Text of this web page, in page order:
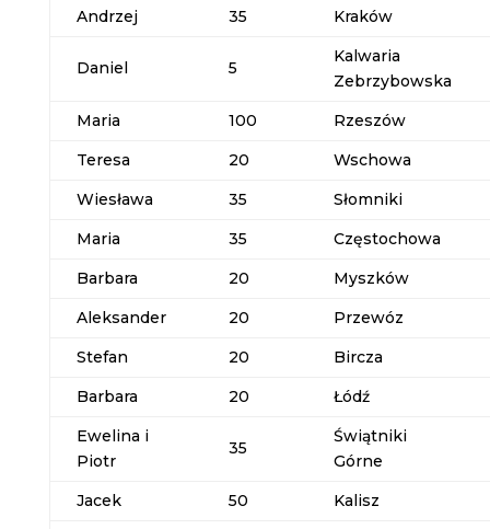
Andrzej
35 Kraków
Daniel 5
Kalwaria
Zebrzybowska
Maria
100
Rzeszów
Teresa
20
Wschowa
Wiesława
35
Słomniki
Maria
35
Częstochowa
Barbara
20
Myszków
Aleksander
20
Przewóz
Stefan
20
Bircza
Barbara
20
Łódź
Ewelina i
Piotr
35
Świątniki
Górne
Jacek
50
Kalisz